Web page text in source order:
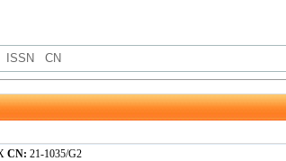
CN: 21-1035/G2